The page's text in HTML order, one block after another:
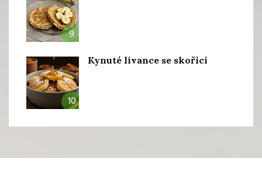
9
10
Kynuté lívance se skořicí